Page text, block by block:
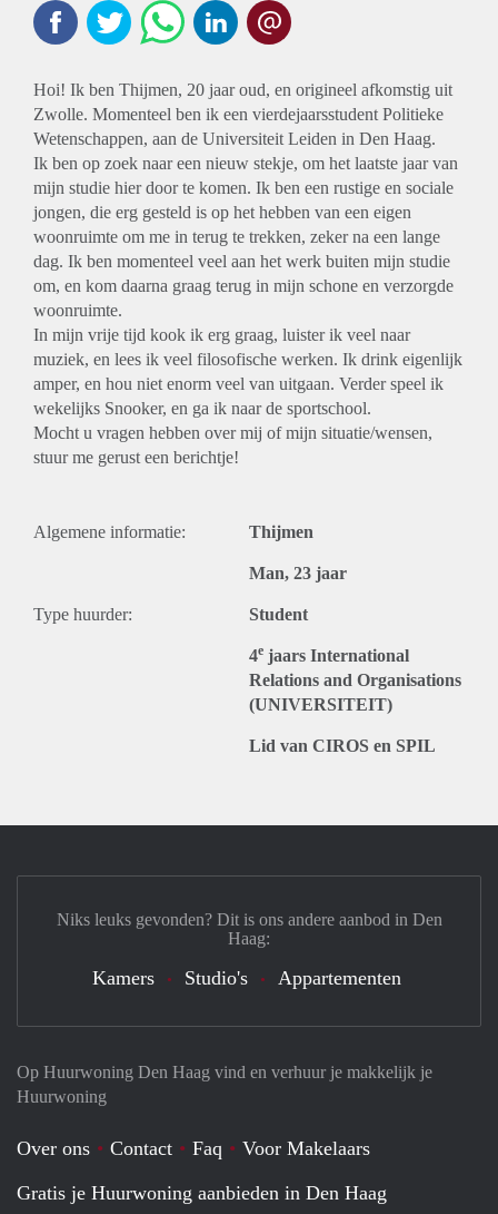
Hoi! Ik ben Thijmen, 20 jaar oud, en origineel afkomstig uit
Zwolle. Momenteel ben ik een vierdejaarsstudent Politieke
Wetenschappen, aan de Universiteit Leiden in Den Haag.
Ik ben op zoek naar een nieuw stekje, om het laatste jaar van
mijn studie hier door te komen. Ik ben een rustige en sociale
jongen, die erg gesteld is op het hebben van een eigen
woonruimte om me in terug te trekken, zeker na een lange
dag. Ik ben momenteel veel aan het werk buiten mijn studie
om, en kom daarna graag terug in mijn schone en verzorgde
woonruimte.
In mijn vrije tijd kook ik erg graag, luister ik veel naar
muziek, en lees ik veel filosofische werken. Ik drink eigenlijk
amper, en hou niet enorm veel van uitgaan. Verder speel ik
wekelijks Snooker, en ga ik naar de sportschool.
Mocht u vragen hebben over mij of mijn situatie/wensen,
stuur me gerust een berichtje!
Algemene informatie: Thijmen
Man, 23 jaar
Type huurder: Student
4e jaars International
Relations and Organisations
(UNIVERSITEIT)
Lid van CIROS en SPIL
Op Huurwoning Den Haag vind en verhuur je makkelijk je
Huurwoning
Over ons Contact Faq
Voor Makelaars
Gratis je Huurwoning aanbieden in Den Haag
Niks leuks gevonden? Dit is ons andere aanbod in Den
Haag:
Kamers Studio's Appartementen